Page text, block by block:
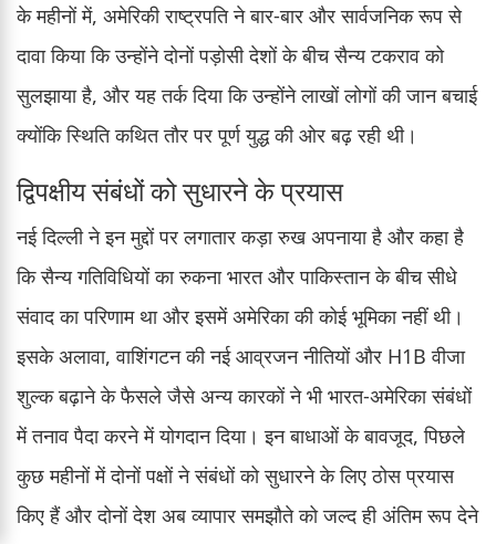
के महीनों में, अमेरिकी राष्ट्रपति ने बार-बार और सार्वजनिक रूप से
दावा किया कि उन्होंने दोनों पड़ोसी देशों के बीच सैन्य टकराव को
सुलझाया है, और यह तर्क दिया कि उन्होंने लाखों लोगों की जान बचाई
क्योंकि स्थिति कथित तौर पर पूर्ण युद्ध की ओर बढ़ रही थी।
द्विपक्षीय संबंधों को सुधारने के प्रयास
नई दिल्ली ने इन मुद्दों पर लगातार कड़ा रुख अपनाया है और कहा है
कि सैन्य गतिविधियों का रुकना भारत और पाकिस्तान के बीच सीधे
संवाद का परिणाम था और इसमें अमेरिका की कोई भूमिका नहीं थी।
इसके अलावा, वाशिंगटन की नई आव्रजन नीतियों और H1B वीजा
शुल्क बढ़ाने के फैसले जैसे अन्य कारकों ने भी भारत-अमेरिका संबंधों
में तनाव पैदा करने में योगदान दिया। इन बाधाओं के बावजूद, पिछले
कुछ महीनों में दोनों पक्षों ने संबंधों को सुधारने के लिए ठोस प्रयास
किए हैं और दोनों देश अब व्यापार समझौते को जल्द ही अंतिम रूप देने